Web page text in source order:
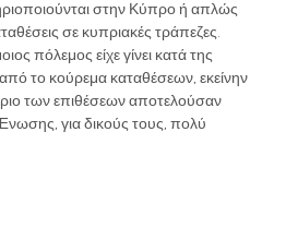
στην Κύπρο ή απλώς
σε κυπριακές τράπεζες.
πόλεμος είχε γίνει κατά της
το κούρεμα καταθέσεων, εκείνην
των επιθέσεων αποτελούσαν
για δικούς τους, πολύ